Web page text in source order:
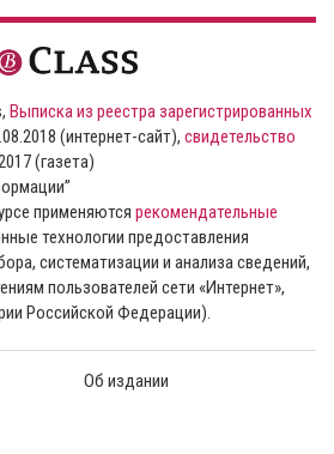
Выписка из реестра зарегистрированных
(интернет-сайт), свидетельство
(газета)
применяются рекомендательные
технологии предоставления
систематизации и анализа сведений,
пользователей сети «Интернет»,
Российской Федерации).
Об издании